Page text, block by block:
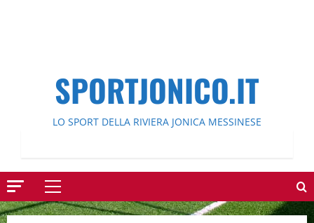
SPORTJONICO.IT
LO SPORT DELLA RIVIERA JONICA MESSINESE
Menu
principale